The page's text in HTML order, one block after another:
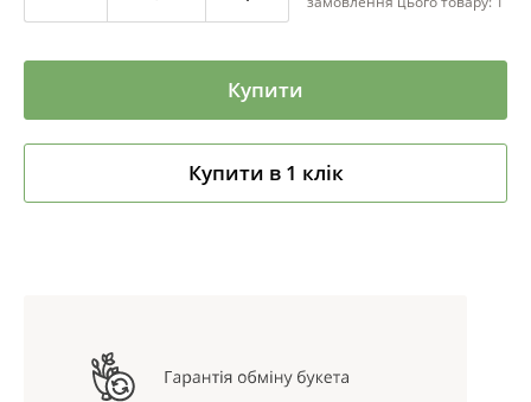
Купити
Купити в 1 клік